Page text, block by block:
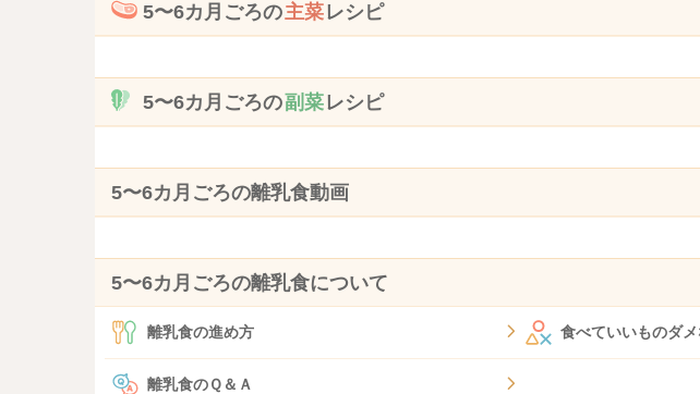
5〜6カ月ごろの主菜レシピ
5〜6カ月ごろの副菜レシピ
5〜6カ月ごろの離乳食動画
5〜6カ月ごろの離乳食について
離乳食の進め方 食べていいものダ
離乳食のＱ＆Ａ